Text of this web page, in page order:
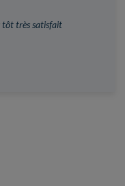
tôt très satisfait